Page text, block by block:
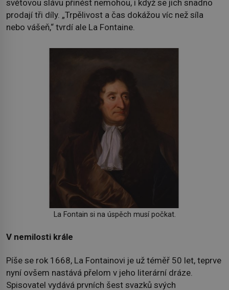
světovou slávu přinést nemohou, i když se jich snadno
prodají tři díly. „Trpělivost a čas dokážou víc než síla
nebo vášeň,“ tvrdí ale La Fontaine.
La Fontain si na úspěch musí počkat.
V nemilosti krále
Píše se rok 1668, La Fontainovi je už téměř 50 let, teprve
nyní ovšem nastává přelom v jeho literární dráze.
Spisovatel vydává prvních šest svazků svých